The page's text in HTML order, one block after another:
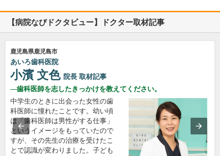
【病院なびドクタビュー】ドクター取材記事
鹿児島県鹿児島市
あいろ歯科医院
小濱 文色 院長 取材記事
歯科医師を志したきっかけを教えてください。
中学生のときに出会った女性の歯
科医師に憧れたことです。幼い頃
は「歯科医師は男性がする仕事」
というイメージをもっていたので
すが、その先生の治療を受けたこ
とで認識が変わりました。子ども